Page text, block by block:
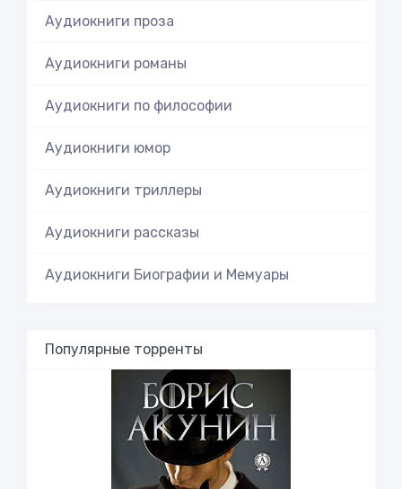
Аудиокниги проза
Аудиокниги романы
Аудиокниги по философии
Аудиокниги юмор
Аудиокниги триллеры
Аудиокниги рассказы
Аудиокниги Биографии и Мемуары
Популярные торренты